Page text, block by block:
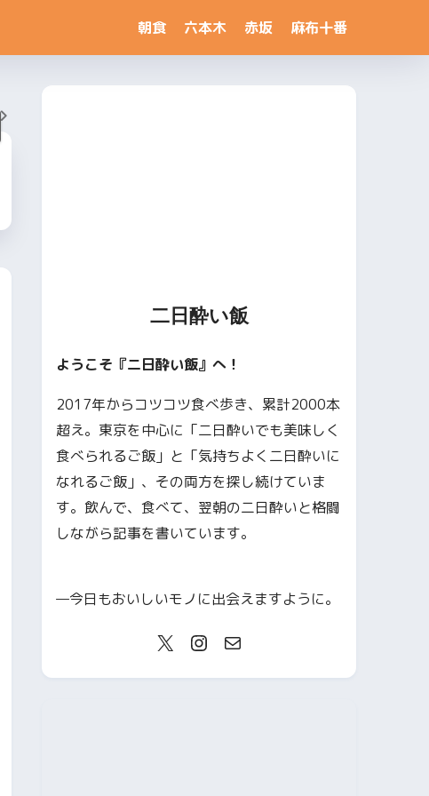
朝食 六本木 赤坂 麻布十番
二日酔い飯
ようこそ『二日酔い飯』へ！
2017年からコツコツ食べ歩き、累計2000本
超え。東京を中心に「二日酔いでも美味しく
食べられるご飯」と「気持ちよく二日酔いに
なれるご飯」、その両方を探し続けていま
す。飲んで、食べて、翌朝の二日酔いと格闘
しながら記事を書いています。
—今日もおいしいモノに出会えますように。